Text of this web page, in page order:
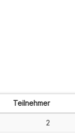
Teilnehmer
2